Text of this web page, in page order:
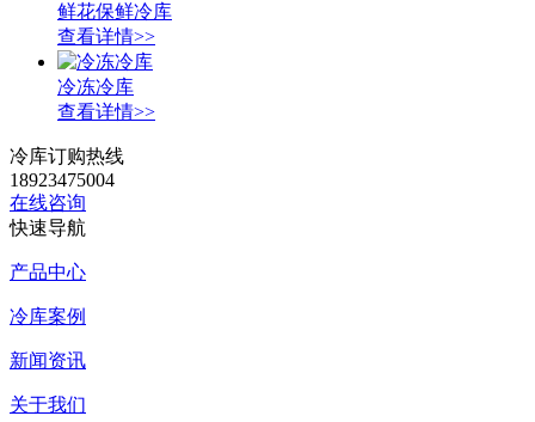
鲜花保鲜冷库
查看详情>>
冷冻冷库
查看详情>>
冷库订购热线
18923475004
在线咨询
快速导航
产品中心
冷库案例
新闻资讯
关于我们